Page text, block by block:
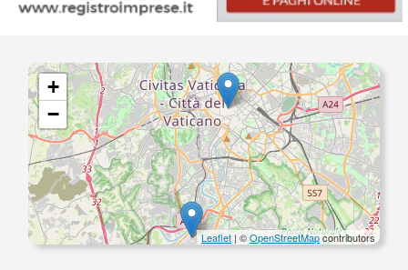
+
−
Leaflet | ©OpenStreetMapcontributors